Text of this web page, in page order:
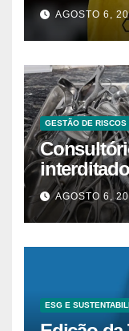
AGOSTO 6,
GESTÃO DE RISCOS
superam
AGOSTO 6,
ESG E